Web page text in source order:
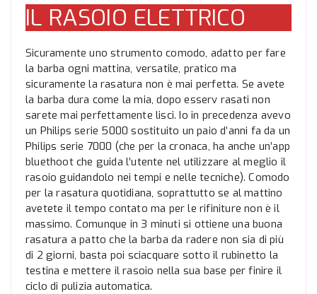
IL RASOIO ELETTRICO
Sicuramente uno strumento comodo, adatto per fare
la barba ogni mattina, versatile, pratico ma
sicuramente la rasatura non è mai perfetta. Se avete
la barba dura come la mia, dopo esserv rasati non
sarete mai perfettamente lisci. Io in precedenza avevo
un Philips serie 5000 sostituito un paio d’anni fa da un
Philips serie 7000 (che per la cronaca, ha anche un’app
bluethoot che guida l’utente nel utilizzare al meglio il
rasoio guidandolo nei tempi e nelle tecniche). Comodo
per la rasatura quotidiana, soprattutto se al mattino
avetete il tempo contato ma per le rifiniture non è il
massimo. Comunque in 3 minuti si ottiene una buona
rasatura a patto che la barba da radere non sia di più
di 2 giorni, basta poi sciacquare sotto il rubinetto la
testina e mettere il rasoio nella sua base per finire il
ciclo di pulizia automatica.